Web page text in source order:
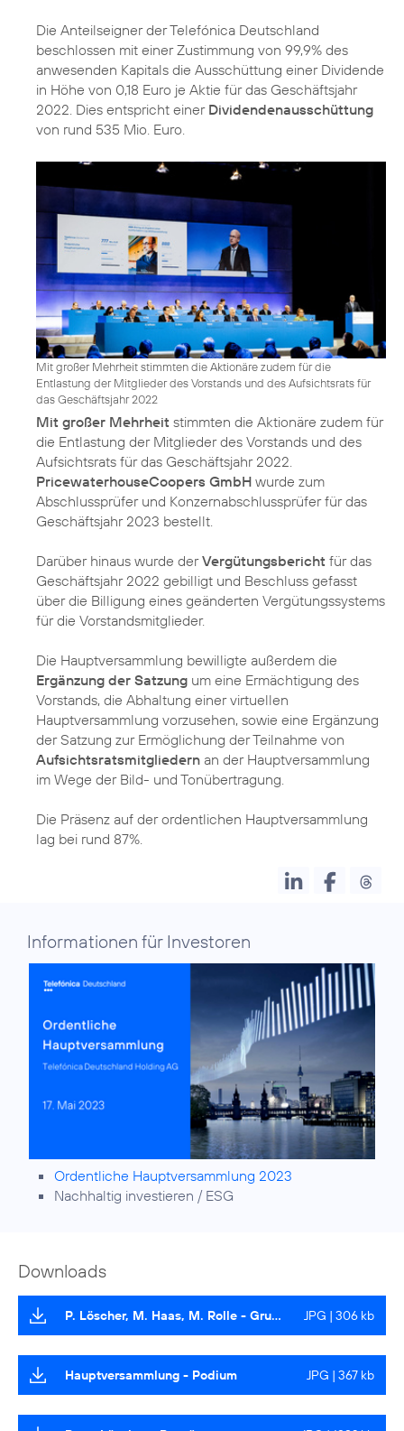
Die Anteilseigner der Telefónica Deutschland
beschlossen mit einer Zustimmung von 99,9% des
anwesenden Kapitals die Ausschüttung einer Dividende
in Höhe von 0,18 Euro je Aktie für das Geschäftsjahr
2022. Dies entspricht einer Dividendenausschüttung
von rund 535 Mio. Euro.
Mit großer Mehrheit stimmten die Aktionäre zudem für die
Entlastung der Mitglieder des Vorstands und des Aufsichtsrats für
das Geschäftsjahr 2022
Mit großer Mehrheit stimmten die Aktionäre zudem für
die Entlastung der Mitglieder des Vorstands und des
Aufsichtsrats für das Geschäftsjahr 2022.
PricewaterhouseCoopers GmbH wurde zum
Abschlussprüfer und Konzernabschlussprüfer für das
Geschäftsjahr 2023 bestellt.
Darüber hinaus wurde derVergütungsbericht für das
Geschäftsjahr 2022 gebilligt und Beschluss gefasst
über die Billigung eines geänderten Vergütungssystems
für die Vorstandsmitglieder.
Die Hauptversammlung bewilligte außerdem die
Ergänzung der Satzung um eine Ermächtigung des
Vorstands, die Abhaltung einer virtuellen
Hauptversammlung vorzusehen, sowie eine Ergänzung
der Satzung zur Ermöglichung der Teilnahme von
Aufsichtsratsmitgliedern an der Hauptversammlung
im Wege der Bild- und Tonübertragung.
Die Präsenz auf der ordentlichen Hauptversammlung
lag bei rund 87%.
Informationen für Investoren
Ordentliche Hauptversammlung 2023
Nachhaltig investieren / ESG
Downloads
P. Löscher, M. Haas, M. Rolle - Gruppenbild JPG | 306 kb
Hauptversammlung - Podium JPG | 367 kb